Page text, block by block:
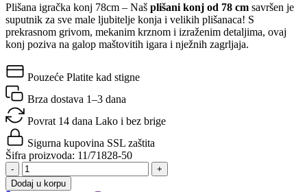
Plišana igračka konj 78cm – Naš plišani konj od 78 cm savršen je
suputnik za sve male ljubitelje konja i velikih plišanaca! S
prekrasnom grivom, mekanim krznom i izraženim detaljima, ovaj
konj poziva na galop maštovitih igara i nježnih zagrljaja.
Pouzeće Platite kad stigne
Brza dostava 1–3 dana
Povrat 14 dana Lako i bez brige
Sigurna kupovina SSL zaštita
Šifra proizvoda: 11/71828-50
-
+
Dodaj u korpu